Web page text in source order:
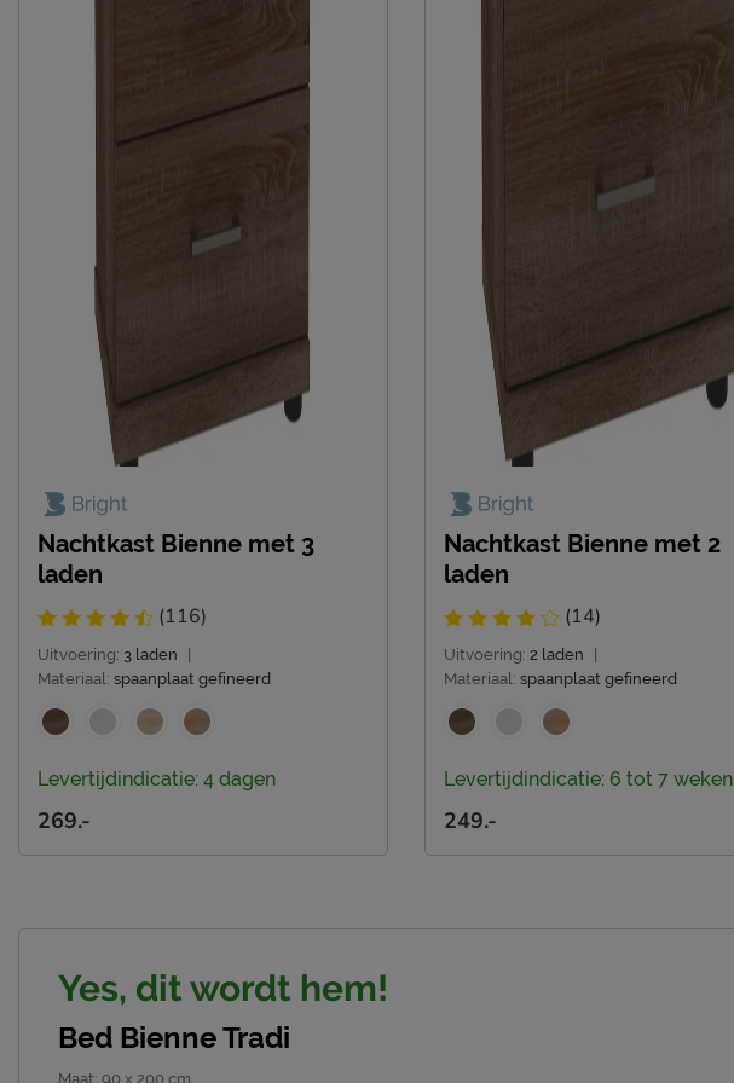
Nachtkast Bienne met 3
laden
(116)
Uitvoering: 3 laden
Materiaal: spaanplaat gefineerd
Levertijdindicatie: 4 dagen
269.-
Nachtkast Bienne met 2
laden
(14)
Uitvoering: 2 laden
Materiaal: spaanplaat gefineerd
Levertijdindicatie: 6 tot 7 weken
249.-
Yes, dit wordt hem!
Bed Bienne Tradi
Maat: 90 x 200 cm